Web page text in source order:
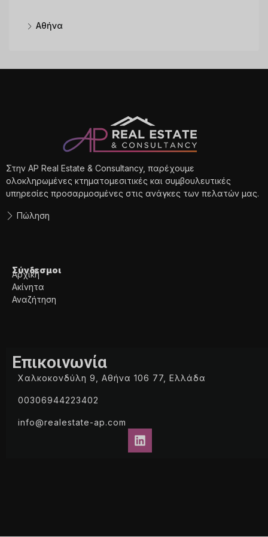
Αθήνα
Στην AP Real Estate & Consultancy, παρέχουμε
ολοκληρωμένες κτηματομεσιτικές και συμβουλευτικές
υπηρεσίες προσαρμοσμένες στις ανάγκες των πελατών μας.
Πώληση
Σύνδεσμοι
Αρχική
Ακίνητα
Αναζήτηση
Επικοινωνία
Χαλκοκονδύλη 9, Αθήνα 106 77, Ελλάδα
00306944223402
info@realestate-ap.com